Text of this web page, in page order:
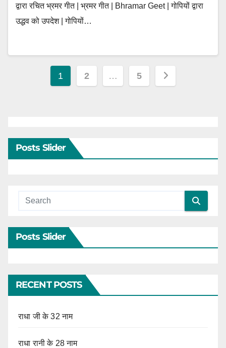
द्वारा रचित भ्रमर गीत | भ्रमर गीत | Bhramar Geet | गोपियों द्वारा
उद्धव को उपदेश | गोपियों…
Posts
1 2 … 5
Posts Slider
Posts Slider
RECENT POSTS
राधा जी के 32 नाम
राधा रानी के 28 नाम